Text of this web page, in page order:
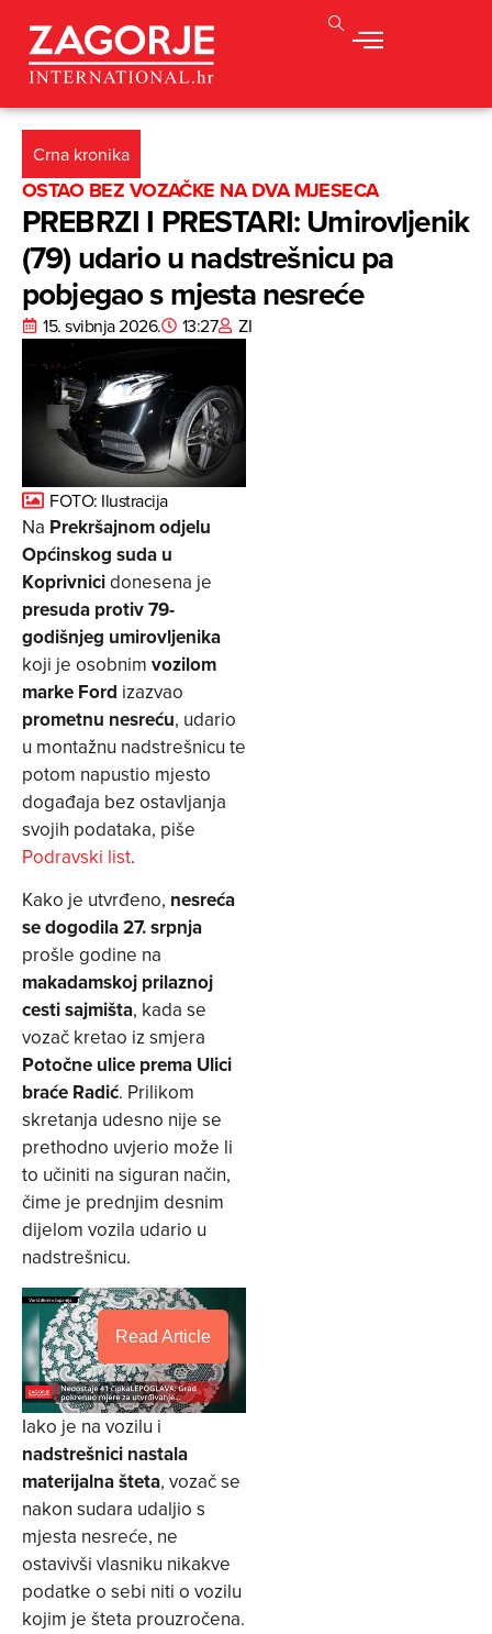
Crna kronika
OSTAO BEZ VOZAČKE NA DVA MJESECA
PREBRZI I PRESTARI: Umirovljenik
(79) udario u nadstrešnicu pa
pobjegao s mjesta nesreće
15. svibnja 2026. 13:27 ZI
FOTO: Ilustracija
Na Prekršajnom odjelu
Općinskog suda u
Koprivnicidonesena je
presuda protiv 79-
godišnjeg umirovljenika
koji je osobnim vozilom
marke Ford izazvao
prometnu nesreću, udario
u montažnu nadstrešnicu te
potom napustio mjesto
događaja bez ostavljanja
svojih podataka, piše
Podravski list.
Kako je utvrđeno, nesreća
se dogodila 27. srpnja
prošle godine na
makadamskoj prilaznoj
cesti sajmišta, kada se
vozač kretao iz smjera
Potočne ulice prema Ulici
braće Radić. Prilikom
skretanja udesno nije se
prethodno uvjerio može li
to učiniti na siguran način,
čime je prednjim desnim
dijelom vozila udario u
nadstrešnicu.
Read Article
Iako je na vozilu i
nadstrešnici nastala
materijalna šteta, vozač se
nakon sudara udaljio s
mjesta nesreće, ne
ostavivši vlasniku nikakve
podatke o sebi niti o vozilu
kojim je šteta prouzročena.